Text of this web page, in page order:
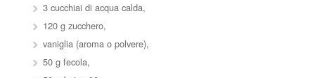
3 cucchiai di acqua calda,
120 g zucchero,
vaniglia (aroma o polvere),
50 g fecola,